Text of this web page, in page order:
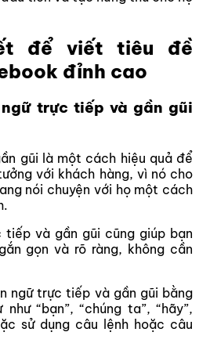
để viết tiêu đề
đỉnh cao
trực tiếp và gần gũi
gũi là một cách hiệu quả để
với khách hàng, vì nó cho
nói chuyện với họ một cách
tiếp và gần gũi cũng giúp bạn
gọn và rõ ràng, không cần
ngữ trực tiếp và gần gũi bằng
“bạn”, “chúng ta”, “hãy”,
sử dụng câu lệnh hoặc câu